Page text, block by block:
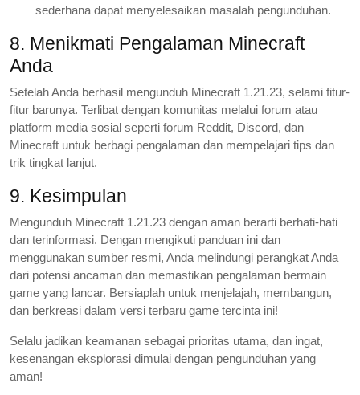
sederhana dapat menyelesaikan masalah pengunduhan.
8. Menikmati Pengalaman Minecraft
Anda
Setelah Anda berhasil mengunduh Minecraft 1.21.23, selami fitur-
fitur barunya. Terlibat dengan komunitas melalui forum atau
platform media sosial seperti forum Reddit, Discord, dan
Minecraft untuk berbagi pengalaman dan mempelajari tips dan
trik tingkat lanjut.
9. Kesimpulan
Mengunduh Minecraft 1.21.23 dengan aman berarti berhati-hati
dan terinformasi. Dengan mengikuti panduan ini dan
menggunakan sumber resmi, Anda melindungi perangkat Anda
dari potensi ancaman dan memastikan pengalaman bermain
game yang lancar. Bersiaplah untuk menjelajah, membangun,
dan berkreasi dalam versi terbaru game tercinta ini!
Selalu jadikan keamanan sebagai prioritas utama, dan ingat,
kesenangan eksplorasi dimulai dengan pengunduhan yang
aman!